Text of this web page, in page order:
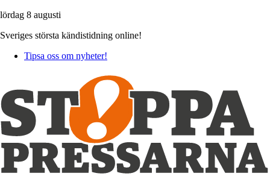
lördag 8 augusti
Sveriges största kändistidning online!
Tipsa oss om nyheter!